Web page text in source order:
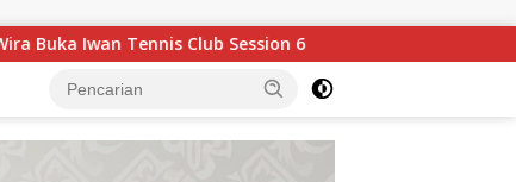
Pakar Bambu ITB Latih Mahasiswa UNAND Bangun